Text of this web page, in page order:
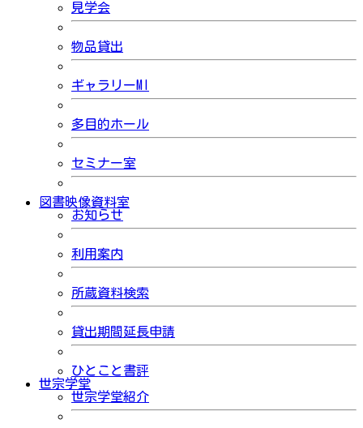
見学会
物品貸出
ギャラリーMI
多目的ホール
セミナー室
図書映像資料室
お知らせ
利用案内
所蔵資料検索
貸出期間延長申請
ひとこと書評
世宗学堂
世宗学堂紹介